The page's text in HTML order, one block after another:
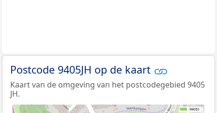
Postcode 9405JH op de kaart
Kaart van de omgeving van het postcodegebied 9405
JH.